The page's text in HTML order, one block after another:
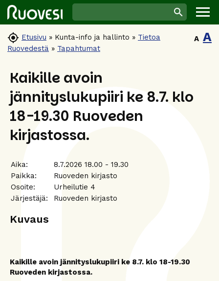
 Etusivu » Kunta-info ja hallinto » Tietoa
Ruovedestä » Tapahtumat
A A
Kaikille avoin
jännityslukupiiri ke 8.7. klo
18-19.30 Ruoveden
kirjastossa.
Aika:
8.7.2026 18.00 - 19.30
Paikka:
Ruoveden kirjasto
Osoite:
Urheilutie 4
Järjestäjä:
Ruoveden kirjasto
Kuvaus
Kaikille avoin jännityslukupiiri ke 8.7. klo 18-19.30
Ruoveden kirjastossa.